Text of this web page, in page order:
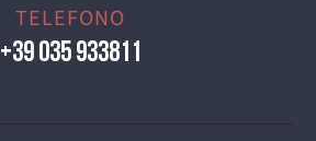
TELEFONO
+39 035 933811